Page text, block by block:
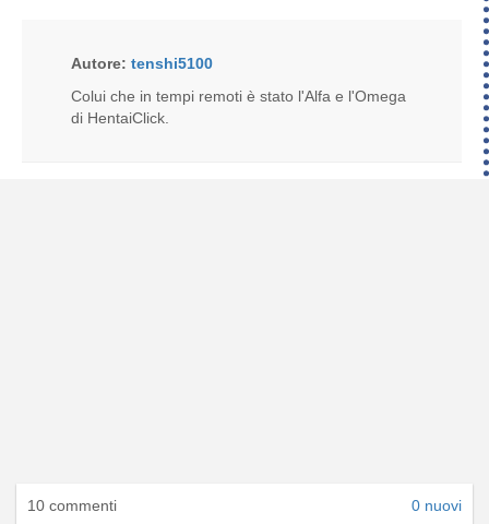
Autore: tenshi5100
Colui che in tempi remoti è stato l'Alfa e l'Omega
di HentaiClick.
10 commenti 0 nuovi